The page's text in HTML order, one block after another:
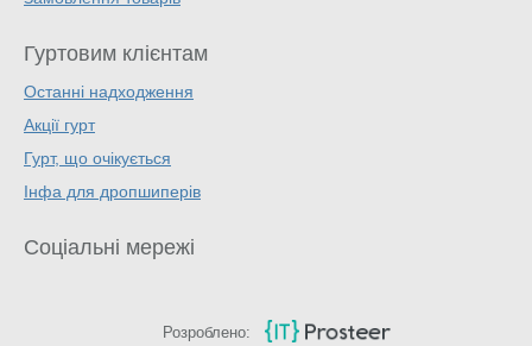
Гуртовим клієнтам
Останні надходження
Акції гурт
Гурт, що очікується
Інфа для дропшиперів
Соціальні мережі
Розроблено: